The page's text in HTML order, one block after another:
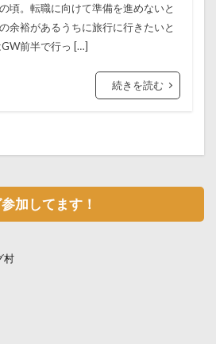
頃。転職に向けて準備を進めないと
余裕があるうちに旅行に行きたいと
前半で行っ […]
続きを読む
加してます！
村